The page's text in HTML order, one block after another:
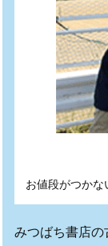
お値段がつかな
みつばち書店の